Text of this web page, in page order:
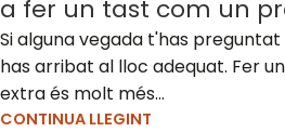
a fer un tast com un
Si alguna vegada t'has
has arribat al lloc adequat. Fer
extra és molt més...
CONTINUA LLEGINT